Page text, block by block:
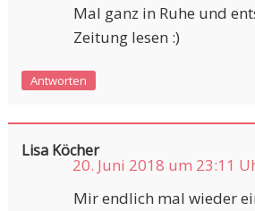
Mal ganz in Ruhe und
Zeitung lesen :)
Antworten
Lisa Köcher
20. Juni 2018 um 23:11
Mir endlich mal wieder